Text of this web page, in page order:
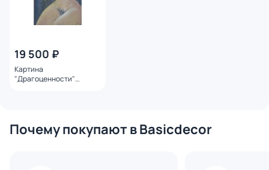
19 500 ₽
Картина
"Драгоценности"
Почему покупают в Basicdecor